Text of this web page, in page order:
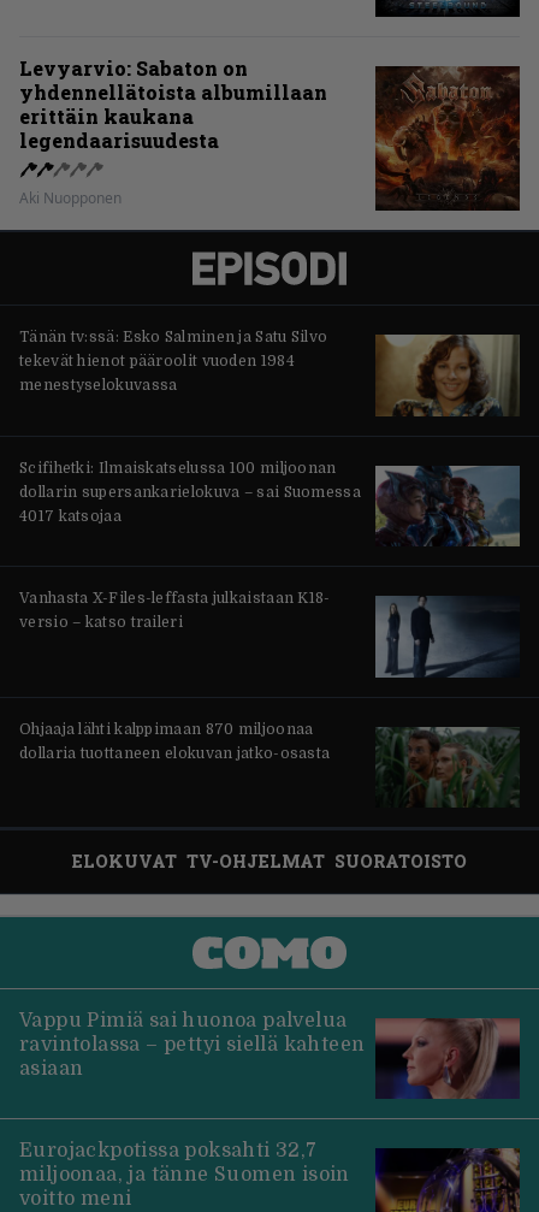
Levyarvio: Sabaton on
yhdennellätoista albumillaan
erittäin kaukana
legendaarisuudesta
Aki Nuopponen
Tänän tv:ssä: Esko Salminen ja Satu Silvo
tekevät hienot pääroolit vuoden 1984
menestyselokuvassa
Scifihetki: Ilmaiskatselussa 100 miljoonan
dollarin supersankarielokuva – sai Suomessa
4017 katsojaa
Vanhasta X-Files-leffasta julkaistaan K18-
versio – katso traileri
Ohjaaja lähti kalppimaan 870 miljoonaa
dollaria tuottaneen elokuvan jatko-osasta
ELOKUVAT TV-OHJELMAT SUORATOISTO
Vappu Pimiä sai huonoa palvelua
ravintolassa – pettyi siellä kahteen
asiaan
Eurojackpotissa poksahti 32,7
miljoonaa, ja tänne Suomen isoin
voitto meni